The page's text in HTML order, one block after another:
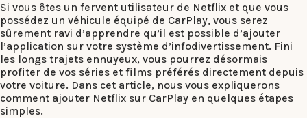
Si vous êtes un fervent utilisateur de Netflix et que vous
possédez un véhicule équipé de CarPlay, vous serez
sûrement ravi d’apprendre qu’il est possible d’ajouter
l’application sur votre système d’infodivertissement. Fini
les longs trajets ennuyeux, vous pourrez désormais
profiter de vos séries et films préférés directement depuis
votre voiture. Dans cet article, nous vous expliquerons
comment ajouter Netflix sur CarPlay en quelques étapes
simples.